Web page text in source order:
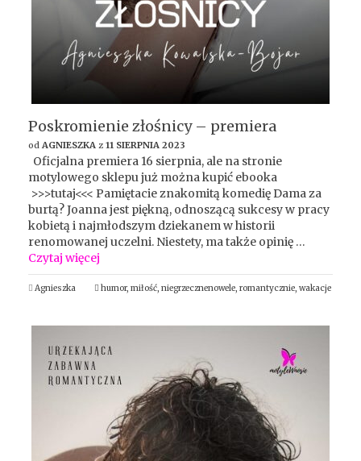
Poskromienie złośnicy – premiera
od AGNIESZKA z 11 SIERPNIA 2023
Oficjalna premiera 16 sierpnia, ale na stronie
motylowego sklepu już można kupić ebooka
>>>tutaj<<< Pamiętacie znakomitą komedię Dama za
burtą? Joanna jest piękną, odnoszącą sukcesy w pracy
kobietą i najmłodszym dziekanem w historii
renomowanej uczelni. Niestety, ma także opinię …
Czytaj więcej
Agnieszka humor, miłość, niegrzecznenowele, romantycznie, wakacje